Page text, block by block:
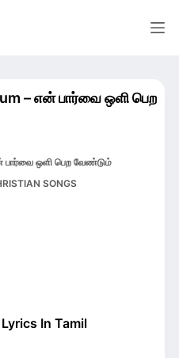
– என் பார்வை ஒளி பெற
பார்வை ஒளி பெற வேண்டும்
SONGS
In Tamil